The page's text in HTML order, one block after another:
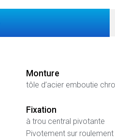
Monture
tôle d’acier emboutie
Fixation
à trou central pivotante
Pivotement sur